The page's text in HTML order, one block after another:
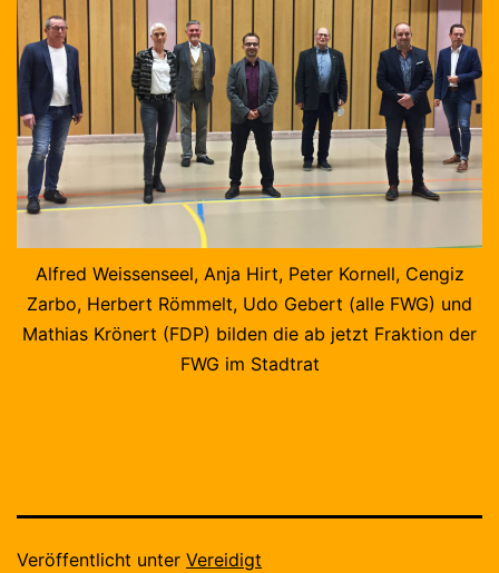
Alfred Weissenseel, Anja Hirt, Peter Kornell, Cengiz
Zarbo, Herbert Römmelt, Udo Gebert (alle FWG) und
Mathias Krönert (FDP) bilden die ab jetzt Fraktion der
FWG im Stadtrat
Veröffentlicht unter Vereidigt